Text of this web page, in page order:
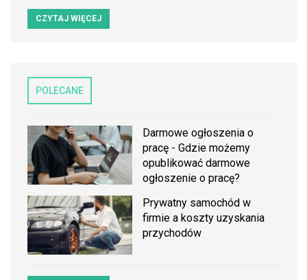
CZYTAJ WIĘCEJ
POLECANE
Darmowe ogłoszenia o
pracę - Gdzie możemy
opublikować darmowe
ogłoszenie o pracę?
Prywatny samochód w
firmie a koszty uzyskania
przychodów